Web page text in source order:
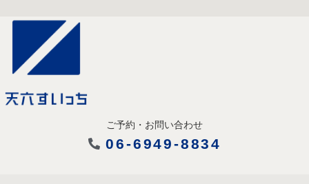
ご予約・お問い合わせ
06-6949-8834